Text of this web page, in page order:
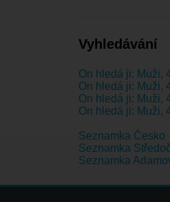
Vyhledávání
On hledá ji: Muži,
On hledá ji: Muži,
On hledá ji: Muži,
On hledá ji: Muži,
Seznamka Česko
Seznamka
Seznamka